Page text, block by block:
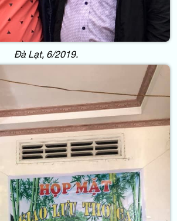
Đà Lạt, 6/2019.